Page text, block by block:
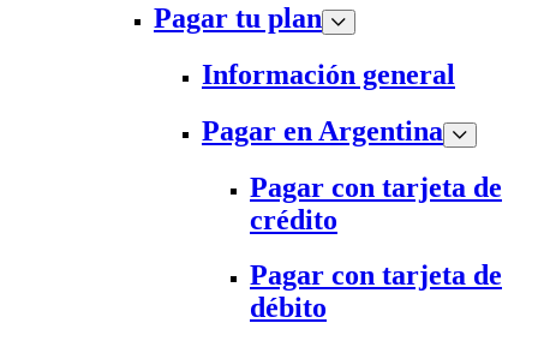
Pagar tu plan
Información general
Pagar en Argentina
Pagar con tarjeta de
crédito
Pagar con tarjeta de
débito